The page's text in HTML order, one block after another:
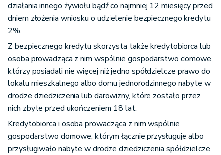
działania innego żywiołu bądź co najmniej 12 miesięcy przed
dniem złożenia wniosku o udzielenie bezpiecznego kredytu
2%.
Z bezpiecznego kredytu skorzysta także kredytobiorca lub
osoba prowadząca z nim wspólnie gospodarstwo domowe,
którzy posiadali nie więcej niż jedno spółdzielcze prawo do
lokalu mieszkalnego albo domu jednorodzinnego nabyte w
drodze dziedziczenia lub darowizny, które zostało przez
nich zbyte przed ukończeniem 18 lat.
Kredytobiorca i osoba prowadząca z nim wspólnie
gospodarstwo domowe, którym łącznie przysługuje albo
przysługiwało nabyte w drodze dziedziczenia spółdzielcze